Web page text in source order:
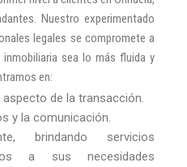
Nuestro experimentado
legales se compromete a
sea lo más fluida y
en:
de la transacción.
y la comunicación.
brindando servicios
a sus necesidades